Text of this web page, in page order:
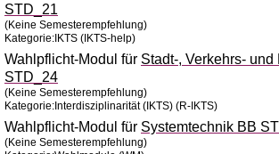
STD_21
(Keine Semesterempfehlung)
Kategorie:IKTS (IKTS-help)
Wahlpflicht-Modul für Stadt-, Verkehrs-
STD_24
(Keine Semesterempfehlung)
Kategorie:Interdisziplinarität (IKTS) (R-IKTS)
Wahlpflicht-Modul für Systemtechnik BB
(Keine Semesterempfehlung)